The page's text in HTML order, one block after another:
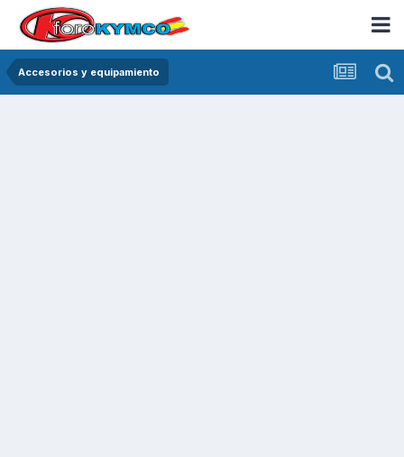
Accesorios y equipamiento